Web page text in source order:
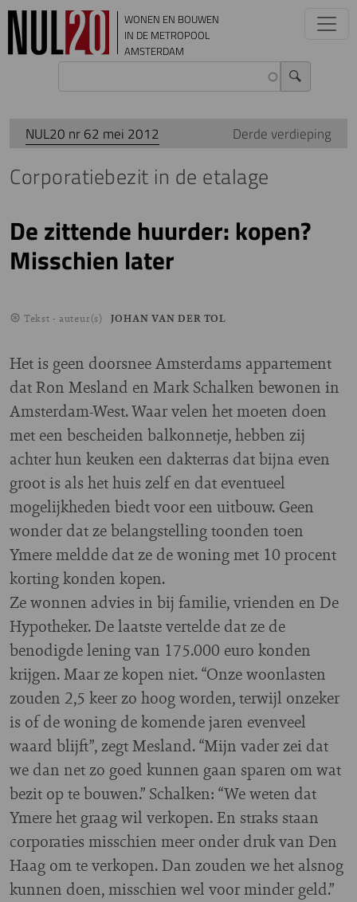
Overslaan en naar de inhoud gaan
WONEN EN BOUWEN
IN DE METROPOOL
AMSTERDAM
NUL20 nr 62 mei 2012 Derde verdieping
Corporatiebezit in de etalage
De zittende huurder: kopen?
Misschien later
Tekst - auteur(s) JOHAN VAN DER TOL
Het is geen doorsnee Amsterdams appartement
dat Ron Mesland en Mark Schalken bewonen in
Amsterdam-West. Waar velen het moeten doen
met een bescheiden balkonnetje, hebben zij
achter hun keuken een dakterras dat bijna even
groot is als het huis zelf en dat eventueel
mogelijkheden biedt voor een uitbouw. Geen
wonder dat ze belangstelling toonden toen
Ymere meldde dat ze de woning met 10 procent
korting konden kopen.
Ze wonnen advies in bij familie, vrienden en De
Hypotheker. De laatste vertelde dat ze de
benodigde lening van 175.000 euro konden
krijgen. Maar ze kopen niet. “Onze woonlasten
zouden 2,5 keer zo hoog worden, terwijl onzeker
is of de woning de komende jaren evenveel
waard blijft”, zegt Mesland. “Mijn vader zei dat
we dan net zo goed kunnen gaan sparen om wat
bezit op te bouwen.” Schalken: “We weten dat
Ymere het graag wil verkopen. En straks staan
corporaties misschien meer onder druk van Den
Haag om te verkopen. Dan zouden we het alsnog
kunnen doen, misschien wel voor minder geld.”